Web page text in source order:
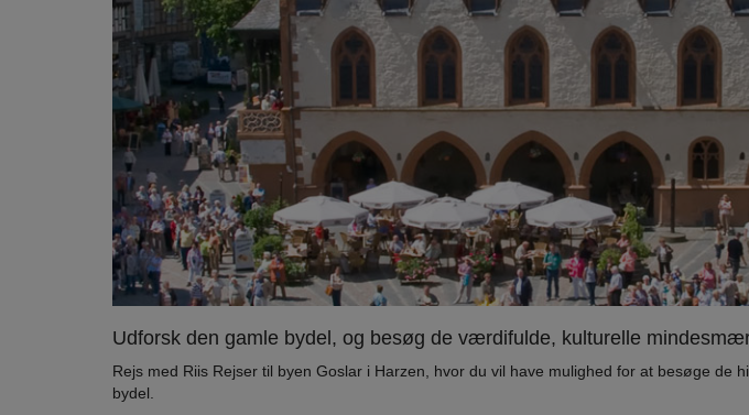
Udforsk den gamle bydel, og besøg de værdifulde, kulturelle
Rejs med Riis Rejser til byen Goslar i Harzen, hvor du vil have mulighed for at besøge de
bydel.